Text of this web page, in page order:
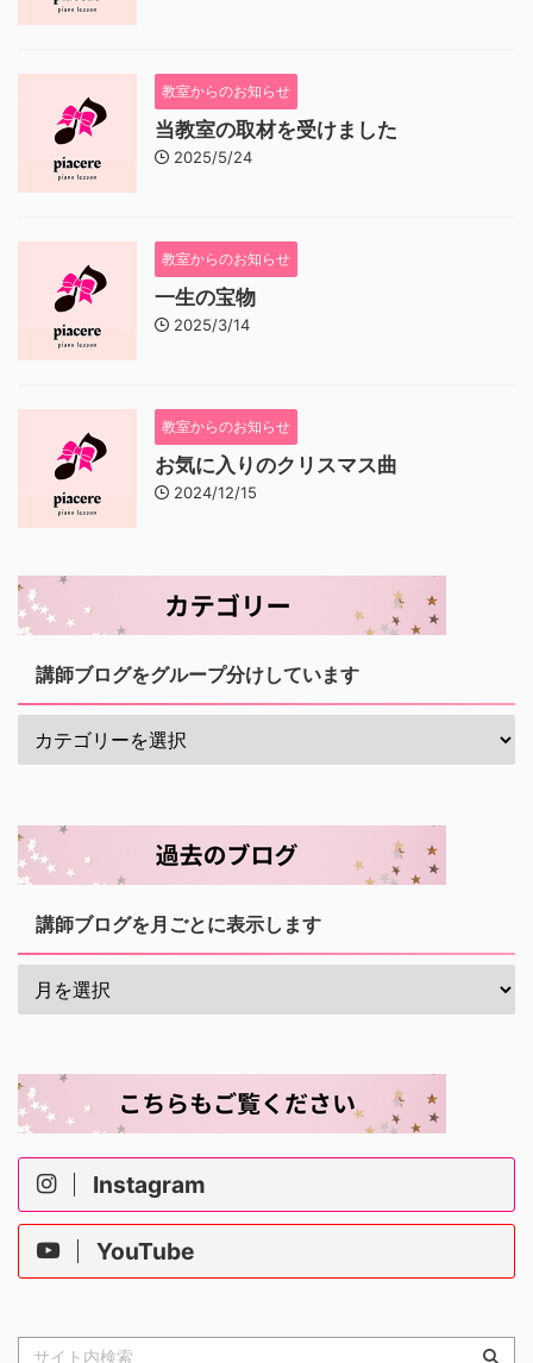
教室からのお知らせ
当教室の取材を受けました
2025/5/24
教室からのお知らせ
一生の宝物
2025/3/14
教室からのお知らせ
お気に入りのクリスマス曲
2024/12/15
講師ブログをグループ分けしています
講師ブログを月ごとに表示します
Instagram
YouTube